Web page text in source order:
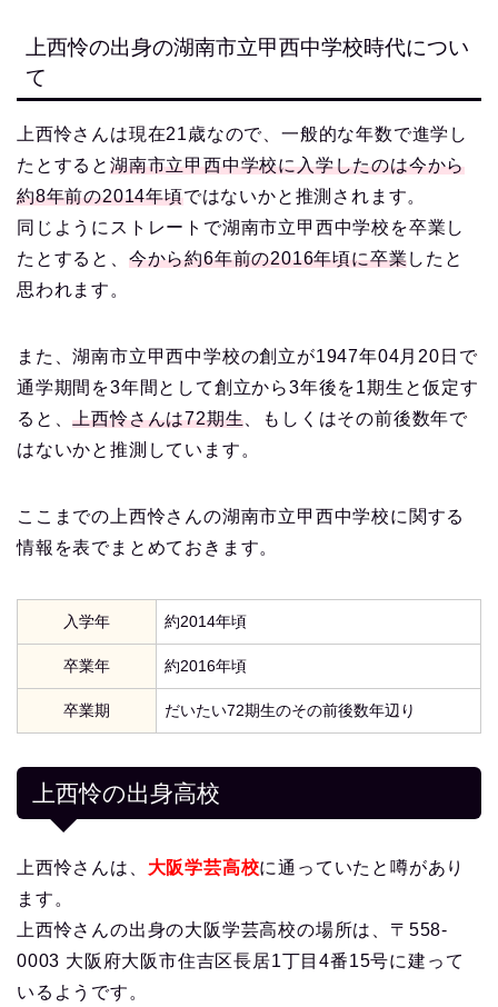
上西怜の出身の湖南市立甲西中学校時代につい
て
上西怜さんは現在21歳なので、一般的な年数で進学し
たとすると 湖南市立甲西中学校に入学したのは今から
約8年前の2014年頃ではないかと推測されます。
同じようにストレートで湖南市立甲西中学校を卒業し
たとすると、 今から約6年前の2016年頃に卒業したと
思われます。
また、湖南市立甲西中学校の創立が1947年04月20日で
通学期間を3年間として創立から3年後を1期生と仮定す
ると、上西怜さんは72期生、もしくはその前後数年で
はないかと推測しています。
ここまでの上西怜さんの湖南市立甲西中学校に関する
情報を表でまとめておきます。
入学年 約2014年頃
卒業年 約2016年頃
卒業期 だいたい72期生のその前後数年辺り
上西怜の出身高校
上西怜さんは、 大阪学芸高校に通っていたと噂があり
ます。
上西怜さんの出身の大阪学芸高校の場所は、〒558-
0003 大阪府大阪市住吉区長居1丁目4番15号に建って
いるようです。